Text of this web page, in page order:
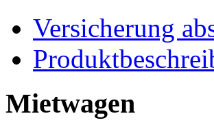
Versicherung
Mietwagen